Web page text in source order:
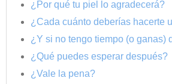
¿Por qué tu piel lo agradecerá?
¿Cada cuánto deberías hacerte
¿Y si no tengo tiempo (o ganas)
¿Qué puedes esperar después?
¿Vale la pena?